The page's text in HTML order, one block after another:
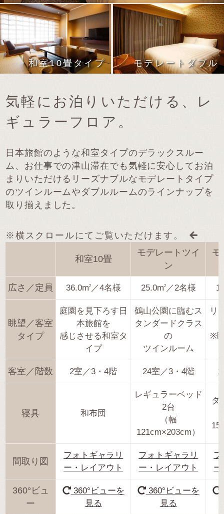
和室10畳タイプ モデレートダブル
気軽にお泊りいただける、レ
ギュラーフロア。
日本旅館のような和室タイプのデラックスルー
ム、お仕事での津山滞在でも気軽に安心してお泊
まりいただける リーズナブルなモデレートタイプ
のツインルームやダブルルームのラインナップを
取り揃えました。
※横スクロールにてご覧いただけます。
和室10畳
モデレートツイ
ン
モ
広さ／定員 36.0m2／4名様 25.0m2／2名様
眺望／客室
タイプ
庭園を見下ろす日
本旅館を
感じさせる和室タ
イプ
鶴山公園に臨むス
タンダードクラス
の
ツインルーム
リ
※
客室／階数 2室／3・4階 24室／3・4階
寝具 和布団
レギュラーベッド
2台
（幅
121cm×203cm）
ダ
間取り図
フォトギャラリ
ー・レイアウト
フォトギャラリ
ー・レイアウト
360°ビュ
ー
360°ビューを
見る
360°ビューを
見る